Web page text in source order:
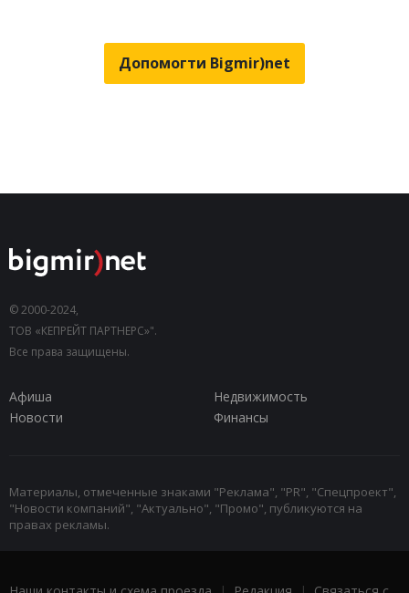
Допомогти Bigmir)net
© 2000-2024,
ТОВ «КЕПРЕЙТ ПАРТНЕРС»".
Все права защищены.
Афиша
Недвижимость
Новости
Финансы
Материалы, отмеченные знаками "Реклама", "PR", "Спецпроект",
"Новости компаний", "Актуально", "Промо", публикуются на
правах рекламы.